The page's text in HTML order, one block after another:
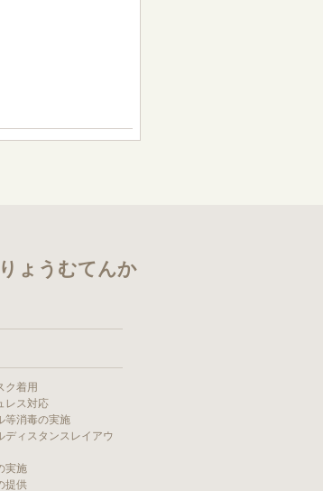
ょうむてんか
ク着用
レス対応
等消毒の実施
ディスタンスレイアウ
実施
提供